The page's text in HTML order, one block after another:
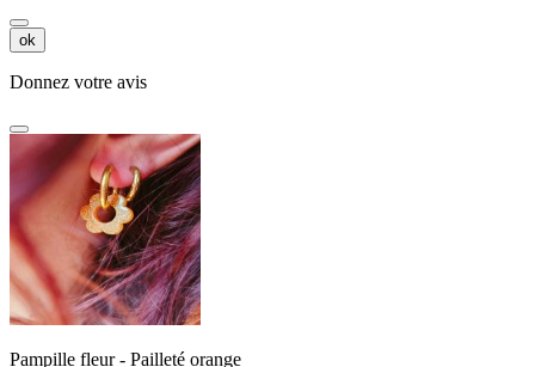
ok
Donnez votre avis
Pampille fleur - Pailleté orange